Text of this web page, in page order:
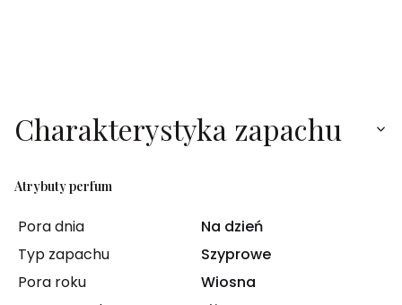
Charakterystyka zapachu
Atrybuty perfum
Pora dnia
Na dzień
Typ zapachu
Szyprowe
Pora roku
Wiosna